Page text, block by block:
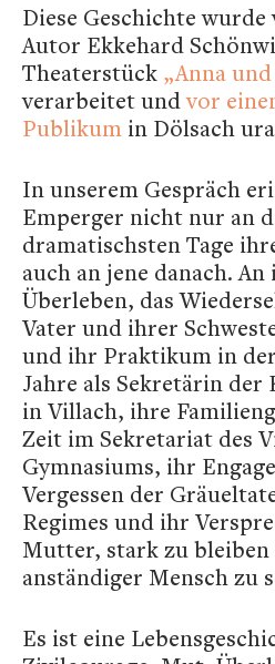
Diese Geschichte
Autor Ekkehard
Theaterstück „Anna
verarbeitet undvor
Publikum in Dölsach
In unserem Gespräch
Emperger nicht nur an
dramatischsten Tage
auch an jene danach. An
Überleben, das
Vater und ihrer
und ihr Praktikum in
Jahre als Sekretärin
in Villach, ihre
Zeit im Sekretariat des
Gymnasiums, ihr
Vergessen der
Regimes und ihr
Mutter, stark zu bleiben
anständiger Mensch zu
Es ist eine